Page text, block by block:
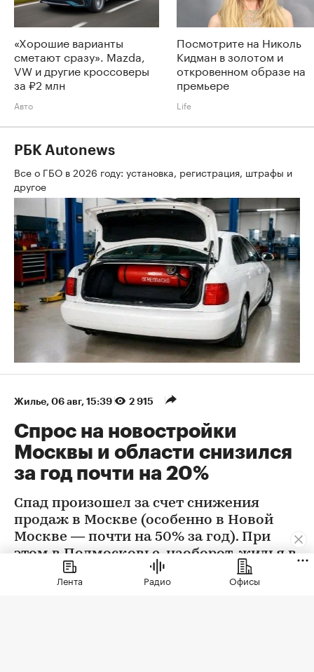
«Хорошие варианты
сметают сразу». Mazda,
VW и другие кроссоверы
за ₽2 млн
Авто
Посмотрите на Николь
Кидман в золотом и
откровенном образе на
премьере
Life
РБК Autonews
Все о ГБО в 2026 году: установка, регистрация, штрафы и
другое
Жилье⁠, 06 авг, 15:39 2 915
Спрос на новостройки
Москвы и области снизился
за год почти на 20%
Спад произошел за счет снижения
продаж в Москве (особенно в Новой
Москве — почти на 50% за год). При
этом в Подмосковье, наоборот, жилья в
новостройках стали покупать больше
Лента Радио Офисы